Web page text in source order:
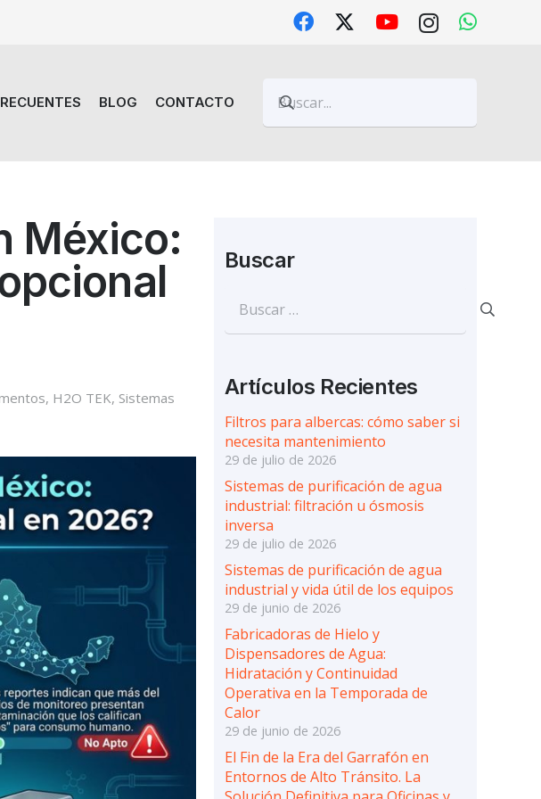
BLOG CONTACTO
México:
, H2O TEK, Sistemas
Buscar
Artículos Recientes
Filtros para albercas: cómo saber si
necesita mantenimiento
29 de julio de 2026
Sistemas de purificación de agua
industrial: filtración u ósmosis
inversa
29 de julio de 2026
Sistemas de purificación de agua
industrial y vida útil de los equipos
29 de junio de 2026
Fabricadoras de Hielo y
Dispensadores de Agua:
Hidratación y Continuidad
Operativa en la Temporada de
Calor
29 de junio de 2026
El Fin de la Era del Garrafón en
Entornos de Alto Tránsito. La